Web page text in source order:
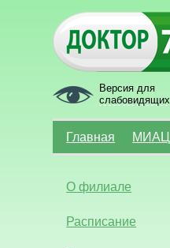
Версия для
слабовидящих
Главная МИАЦ
О филиале
Расписание